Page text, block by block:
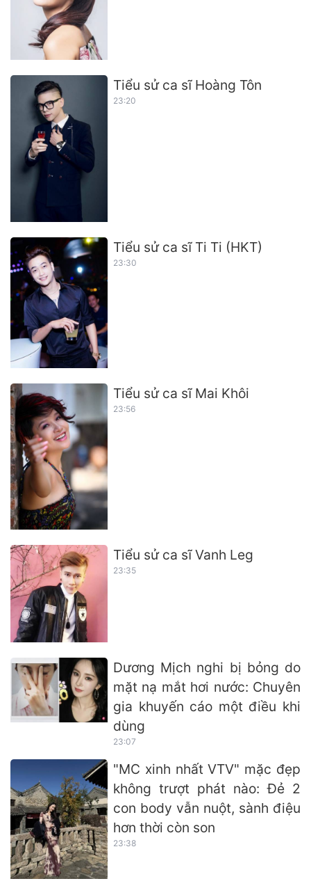
Tiểu sử ca sĩ Hoàng Tôn
23:20
Tiểu sử ca sĩ Ti Ti (HKT)
23:30
Tiểu sử ca sĩ Mai Khôi
23:56
Tiểu sử ca sĩ Vanh Leg
23:35
Dương Mịch nghi bị bỏng do
mặt nạ mắt hơi nước: Chuyên
gia khuyến cáo một điều khi
dùng
23:07
"MC xinh nhất VTV" mặc đẹp
không trượt phát nào: Đẻ 2
con body vẫn nuột, sành điệu
hơn thời còn son
23:38